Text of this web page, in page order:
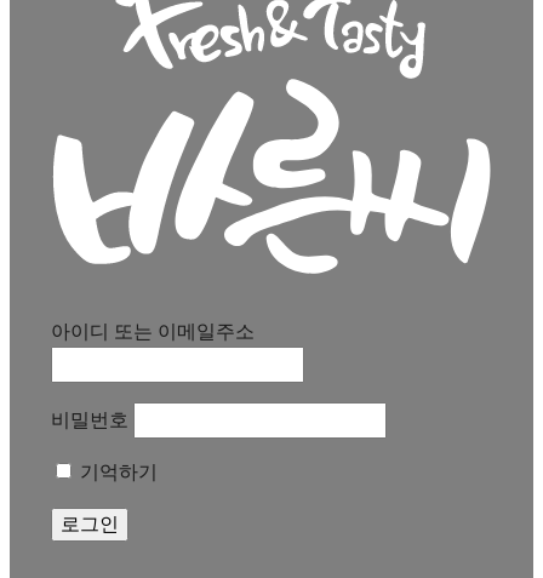
아이디 또는 이메일주소
비밀번호
기억하기